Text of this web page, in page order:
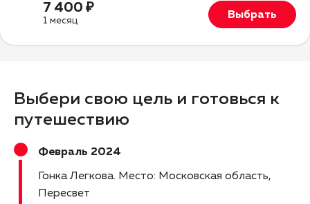
7 400 ₽
1 месяц Выбрать
Выбери свою цель и готовься к
путешествию
Февраль 2024
Гонка Легкова Место: Московская область,
Пересвет